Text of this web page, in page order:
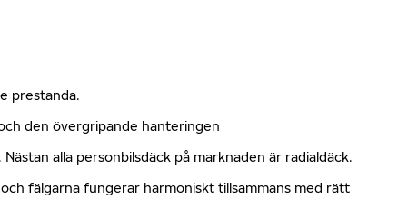
prestanda.
den övergripande hanteringen
alla personbilsdäck på marknaden är radialdäck.
fälgarna fungerar harmoniskt tillsammans med rätt